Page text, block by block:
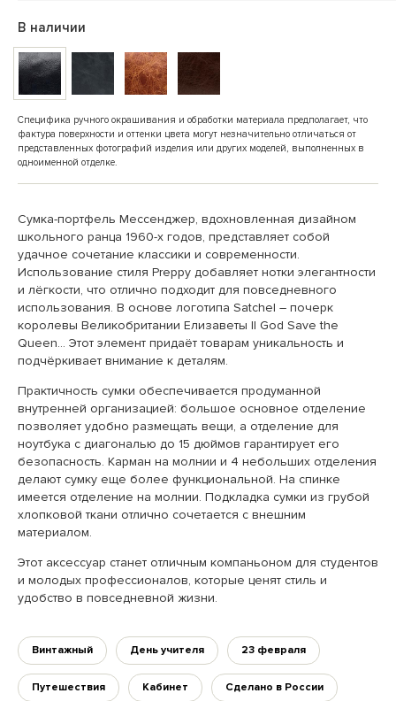
В наличии
Специфика ручного окрашивания и обработки материала предполагает, что
фактура поверхности и оттенки цвета могут незначительно отличаться от
представленных фотографий изделия или других моделей, выполненных в
одноименной отделке.
Сумка-портфель Мессенджер, вдохновленная дизайном
школьного ранца 1960-х годов, представляет собой
удачное сочетание классики и современности.
Использование стиля Preppy добавляет нотки элегантности
и лёгкости, что отлично подходит для повседневного
использования. В основе логотипа Satchel – почерк
королевы Великобритании Елизаветы II God Save the
Queen... Этот элемент придаёт товарам уникальность и
подчёркивает внимание к деталям.
Практичность сумки обеспечивается продуманной
внутренней организацией: большое основное отделение
позволяет удобно размещать вещи, а отделение для
ноутбука с диагональю до 15 дюймов гарантирует его
безопасность. Карман на молнии и 4 небольших отделения
делают сумку еще более функциональной. На спинке
имеется отделение на молнии. Подкладка сумки из грубой
хлопковой ткани отлично сочетается с внешним
материалом.
Этот аксессуар станет отличным компаньоном для студентов
и молодых профессионалов, которые ценят стиль и
удобство в повседневной жизни.
Винтажный День учителя 23 февраля
Путешествия Кабинет Сделано в России